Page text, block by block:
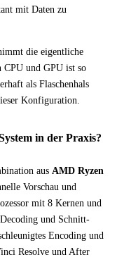
mit Daten zu
die eigentliche
CPU und GPU ist so
als Flaschenhals
Konfiguration.
in der Praxis?
aus AMD Ryzen
Vorschau und
mit 8 Kernen und
und Schnitt-
Encoding und
Resolve und After